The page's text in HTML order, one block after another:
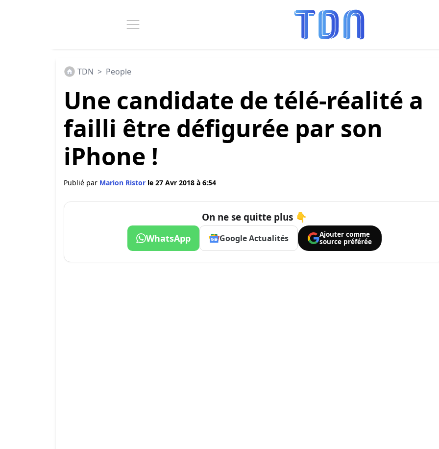
TDN > People
Une candidate de télé-réalité a
failli être défigurée par son
iPhone !
Publié par Marion Ristor le 27 Avr 2018 à 6:54
On ne se quitte plus 👇
WhatsApp Google Actualités
Ajouter comme
source préférée